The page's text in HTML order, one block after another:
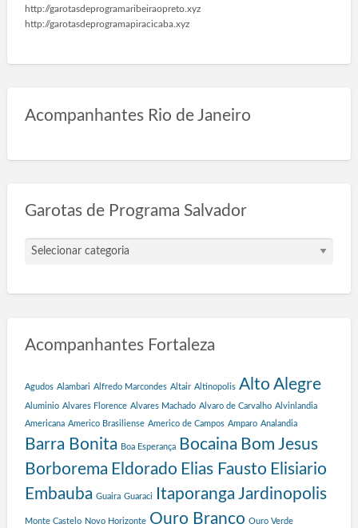
http://garotasdeprogramaribeiraopreto.xyz
http://garotasdeprogramapiracicaba.xyz
Acompanhantes Rio de Janeiro
Garotas de Programa Salvador
o
s
g
r
m
Acompanhantes Fortaleza
Agudos Alambari Alfredo Marcondes Altair Altinopolis Alto Alegre
Aluminio Alvares Florence Alvares Machado Alvaro de Carvalho Alvinlandia
Americana Americo Brasiliense Americo de Campos Amparo Analandia
Barra Bonita Boa Esperança Bocaina Bom Jesus
Borborema Eldorado Elias Fausto Elisiario
Embauba Guaira Guaraci Itaporanga Jardinopolis
Monte Castelo Novo Horizonte Ouro Branco Ouro Verde